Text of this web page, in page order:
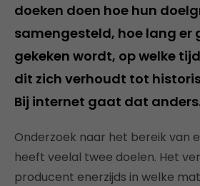
doeken doen hoe hun
samengesteld, hoe lang er
gekeken wordt, op welke
dit zich verhoudt tot
Bij internet gaat dat
Onderzoek naar het bereik van
heeft veelal twee doelen. Het
producent enerzijds in welke